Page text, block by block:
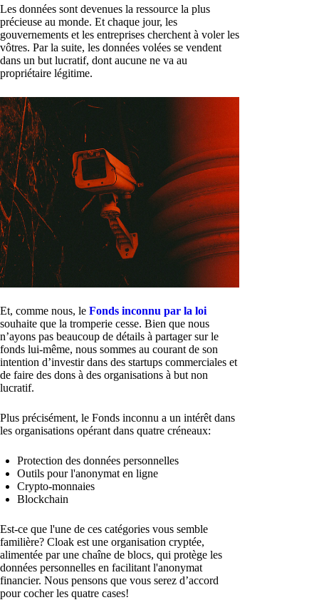
Les données sont devenues la ressource la plus
précieuse au monde. Et chaque jour, les
gouvernements et les entreprises cherchent à voler les
vôtres. Par la suite, les données volées se vendent
dans un but lucratif, dont aucune ne va au
propriétaire légitime.
Et, comme nous, le Fonds inconnu par la loi
souhaite que la tromperie cesse. Bien que nous
n’ayons pas beaucoup de détails à partager sur le
fonds lui-même, nous sommes au courant de son
intention d’investir dans des startups commerciales et
de faire des dons à des organisations à but non
lucratif.
Plus précisément, le Fonds inconnu a un intérêt dans
les organisations opérant dans quatre créneaux:
Protection des données personnelles
Outils pour l'anonymat en ligne
Crypto-monnaies
Blockchain
Est-ce que l'une de ces catégories vous semble
familière? Cloak est une organisation cryptée,
alimentée par une chaîne de blocs, qui protège les
données personnelles en facilitant l'anonymat
financier. Nous pensons que vous serez d’accord
pour cocher les quatre cases!